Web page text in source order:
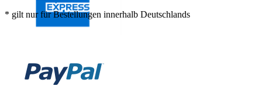
* gilt nur für Bestellungen innerhalb Deutschlands